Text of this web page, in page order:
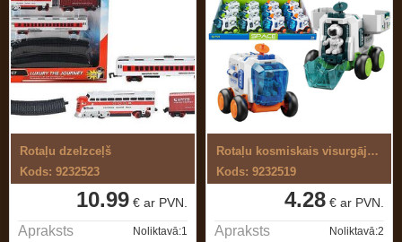
Rotaļu dzelzceļš
Kods: 9232523
10.99 € ar PVN.
Apraksts Noliktavā:1
Rotaļu kosmiskais visurgājējs
Kods: 9232519
4.28 € ar PVN.
Apraksts Noliktavā:2